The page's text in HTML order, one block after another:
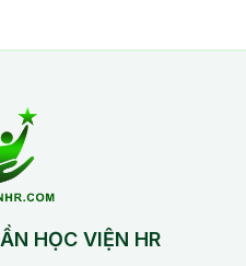
HỌC VIỆN HR